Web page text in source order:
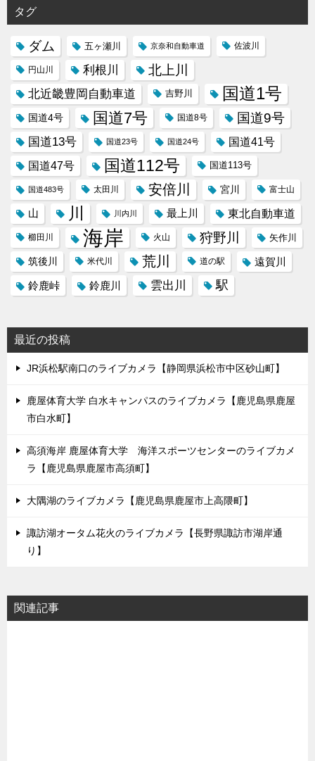
タグ
ダム 五ヶ瀬川 京奈和自動車道 佐波川
円山川 利根川 北上川
北近畿豊岡自動車道 吉野川 国道1号
国道4号 国道7号 国道8号 国道9号
国道13号 国道23号 国道24号 国道41号
国道47号 国道112号 国道113号
国道483号 太田川 安倍川 宮川 富士山
山 川 川内川 最上川 東北自動車道
櫛田川 海岸 火山 狩野川 矢作川
筑後川 米代川 荒川 道の駅
遠賀川
鈴鹿峠
鈴鹿川 雲出川 駅
最近の投稿
JR浜松駅南口のライブカメラ【静岡県浜松市中区砂山町】
鹿屋体育大学 白水キャンパスのライブカメラ【鹿児島県鹿屋
市白水町】
高須海岸 鹿屋体育大学 海洋スポーツセンターのライブカメ
ラ【鹿児島県鹿屋市高須町】
大隅湖のライブカメラ【鹿児島県鹿屋市上高隈町】
諏訪湖オータム花火のライブカメラ【長野県諏訪市湖岸通
り】
関連記事